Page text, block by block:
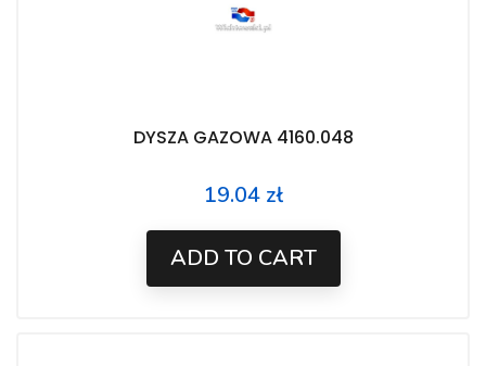
DYSZA GAZOWA 4160.048
Price
19.04 zł
ADD TO CART